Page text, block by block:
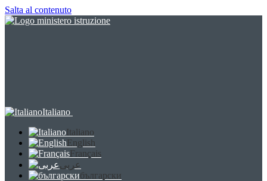
Salta al contenuto
Italiano
Italiano
English
Français
عربى
български